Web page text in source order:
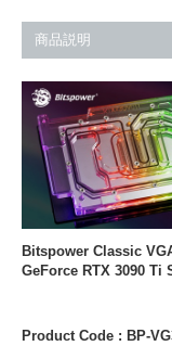
商品説明
Bitspower Classic
GeForce RTX 3090 Ti
Product Code : BP-